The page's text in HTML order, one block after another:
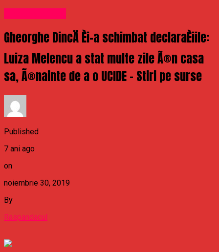
Gheorghe DincÄ Èi-a schimbat declaraÈiile:
Luiza Melencu a stat multe zile Ã®n casa
sa, Ã®nainte de a o UCIDE – Stiri pe surse
Published
7 ani ago
on
noiembrie 30, 2019
By
Raspandacul